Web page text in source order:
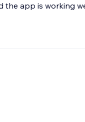
the app is working